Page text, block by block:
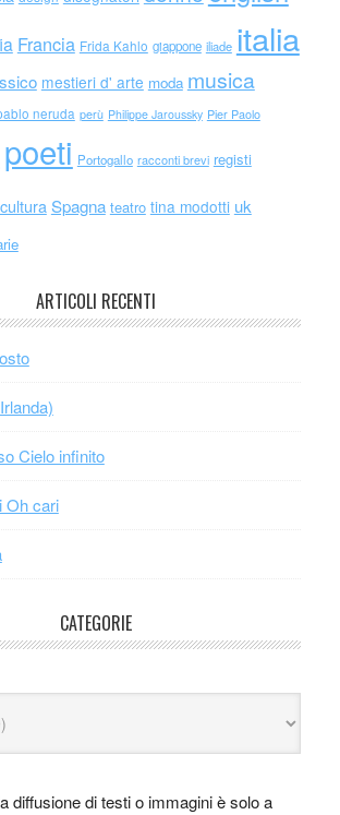
Francia Frida Kahlo giappone iliade italia
mestieri d' arte moda musica
neruda perù Philippe Jaroussky Pier Paolo
poeti Portogallo racconti brevi registi
Spagna teatro tina modotti uk
ARTICOLI RECENTI
Cielo infinito
Oh cari
CATEGORIE
diffusione di testi o immagini è solo a